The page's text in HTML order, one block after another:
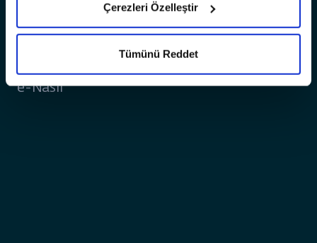
Çerezleri Özelleştir
Tümünü Reddet
Filo
e-Nasıl